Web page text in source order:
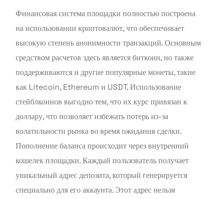
Финансовая система площадки полностью построена
на использовании криптовалют, что обеспечивает
высокую степень анонимности транзакций. Основным
средством расчетов здесь является биткоин, но также
поддерживаются и другие популярные монеты, такие
как Litecoin, Ethereum и USDT. Использование
стейблкоинов выгодно тем, что их курс привязан к
доллару, что позволяет избежать потерь из-за
волатильности рынка во время ожидания сделки.
Пополнение баланса происходит через внутренний
кошелек площадки. Каждый пользователь получает
уникальный адрес депозита, который генерируется
специально для его аккаунта. Этот адрес нельзя